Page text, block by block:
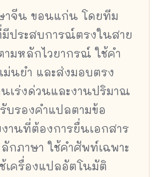
าจีน ขอนแก่น โดยทีม
ประสบการณ์ตรงในสาย
มหลักไวยากรณ์ ใช้คำ
นยำ และส่งมอบตรง
นเร่งด่วนและงานปริมาณ
บรองคำแปลตามข้อ
านที่ต้องการยื่นเอกสาร
ภาษา ใช้คำศัพท์เฉพาะ
เครื่องแปลอัตโนมัติ